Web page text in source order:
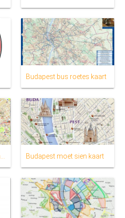
Budapest bus roetes kaart
Budapest supermarkte kaart Budapest moet sien kaart